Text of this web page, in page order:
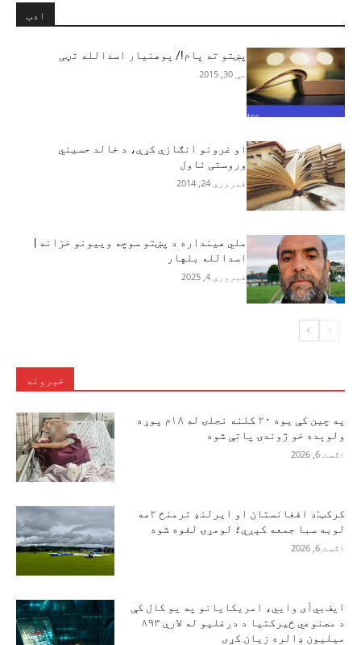
ادب
پښتو ته پام!/ پوهنیار اسدالله تڼی
مې 30, 2015
او غرونو انګازې کړې، د خالد حسیني
وروستی ناول
فبروري 24, 2014
ملي هینداره د پښتو سوچه وییونو خزانه |
اسدالله بلهار
فبروري 4, 2025
خبرونه
په چین کې یوه ۲۰ کلنه نجلۍ له ۱۸م پوړه
ولوېده خو ژوندۍ پاتې شوه
اګست 6, 2026
کرکټ:د افغانستان او ایرلنډ ترمنځ ۲مه
لوبه سبا جمعه کېږي؛ لومړۍ لغوه شوه
اګست 6, 2026
ایف‌بي‌آی وايي، امریکایانو په یو کال کې
د مصنوعي ځیرکتیا د درغلیو له لارې ۸۹۳
میلیون ډالره زیان کړی